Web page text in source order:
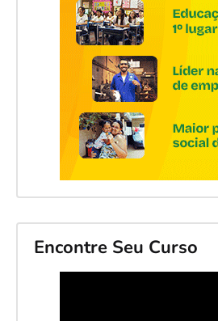
Encontre Seu Curso